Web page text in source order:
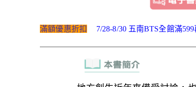
滿額優惠折扣 7/28-8/30 五南BTS全館滿